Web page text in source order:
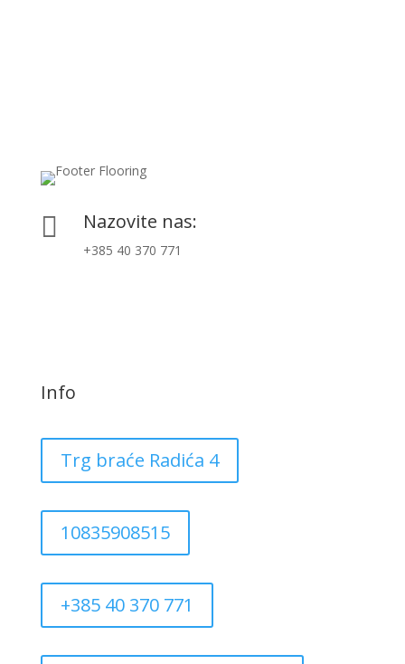
 Nazovite nas:
+385 40 370 771
Info
Trg braće Radića 4
10835908515
+385 40 370 771